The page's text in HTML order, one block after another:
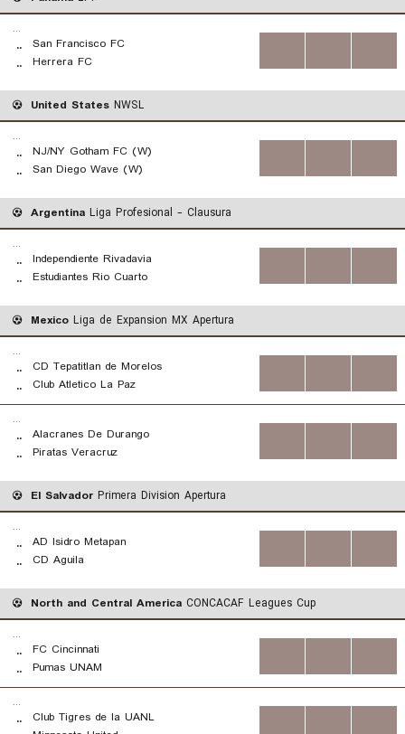
...
..
San Francisco FC
..
Herrera FC
United States NWSL
...
..
NJ/NY Gotham FC (W)
..
San Diego Wave (W)
Argentina Liga Profesional - Clausura
...
..
Independiente Rivadavia
..
Estudiantes Rio Cuarto
Mexico Liga de Expansion MX Apertura
...
..
CD Tepatitlan de Morelos
..
Club Atletico La Paz
...
..
Alacranes De Durango
..
Piratas Veracruz
El Salvador Primera Division Apertura
...
..
AD Isidro Metapan
..
CD Aguila
North and Central America CONCACAF Leagues Cup
...
..
FC Cincinnati
..
Pumas UNAM
...
..
Club Tigres de la UANL